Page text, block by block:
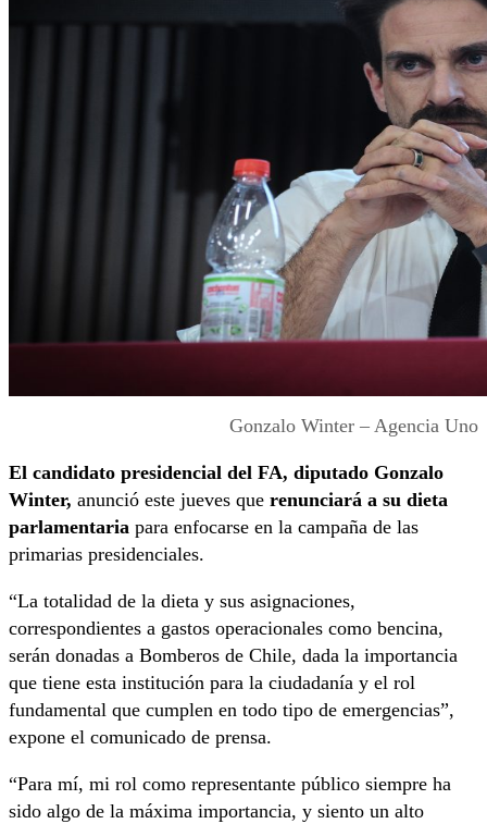
Gonzalo Winter – Agencia Uno
El candidato presidencial del FA, diputado Gonzalo
Winter, anunció este jueves que renunciará a su dieta
parlamentaria para enfocarse en la campaña de las
primarias presidenciales.
“La totalidad de la dieta y sus asignaciones,
correspondientes a gastos operacionales como bencina,
serán donadas a Bomberos de Chile, dada la importancia
que tiene esta institución para la ciudadanía y el rol
fundamental que cumplen en todo tipo de emergencias”,
expone el comunicado de prensa.
“Para mí, mi rol como representante público siempre ha
sido algo de la máxima importancia, y siento un alto